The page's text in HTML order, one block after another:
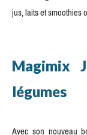
jus, laits et smoothies
Magimix
légumes
Avec son nouveau